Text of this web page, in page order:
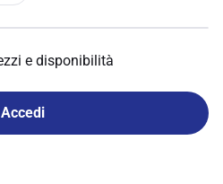
e disponibilità
Accedi